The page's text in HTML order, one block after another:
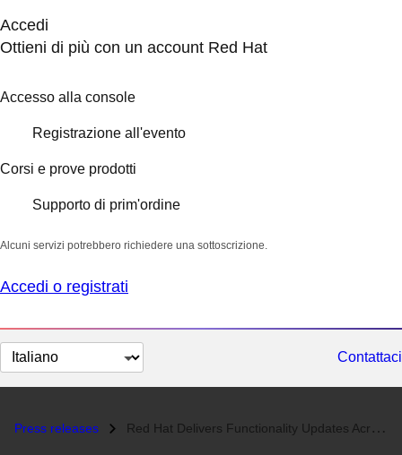
Accedi
Ottieni di più con un account Red Hat
Accesso alla console
Registrazione all'evento
Corsi e prove prodotti
Supporto di prim'ordine
Alcuni servizi potrebbero richiedere una sottoscrizione.
Accedi o registrati
Cambia
lingua
Contattaci
Press releases Red Hat Delivers Functionality Updates Across Multiple OpenStack Servi...